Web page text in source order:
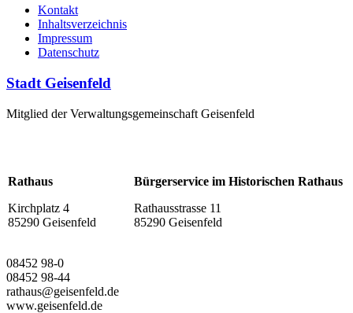
Kontakt
Inhaltsverzeichnis
Impressum
Datenschutz
Stadt Geisenfeld
Mitglied der Verwaltungsgemeinschaft Geisenfeld
Rathaus
Kirchplatz 4
85290 Geisenfeld
Bürgerservice im Historischen Rathaus
Rathausstrasse 11
85290 Geisenfeld
08452 98-0
08452 98-44
rathaus@geisenfeld.de
www.geisenfeld.de